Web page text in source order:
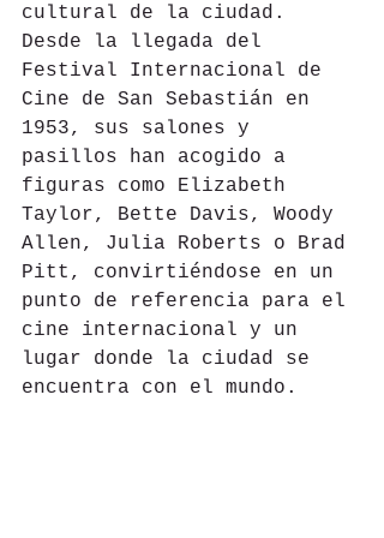
cultural de la ciudad.
Desde la llegada del
Festival Internacional de
Cine de San Sebastián en
1953, sus salones y
pasillos han acogido a
figuras como Elizabeth
Taylor, Bette Davis, Woody
Allen, Julia Roberts o Brad
Pitt, convirtiéndose en un
punto de referencia para el
cine internacional y un
lugar donde la ciudad se
encuentra con el mundo.